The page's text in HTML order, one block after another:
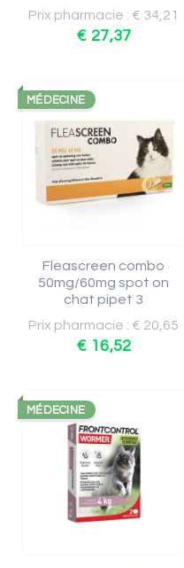
Prix pharmacie : € 34,21
€ 27,37
MÉDECINE
Fleascreen combo
50mg/60mg spot on
chat pipet 3
Prix pharmacie : € 20,65
€ 16,52
MÉDECINE